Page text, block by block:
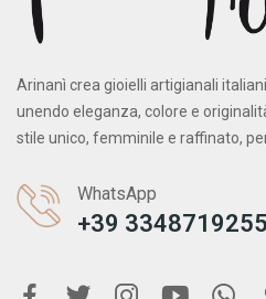
Arinanì crea gioielli artigianali
unendo eleganza, colore e
stile unico, femminile e raffinato,
WhatsApp
+39 3348719255